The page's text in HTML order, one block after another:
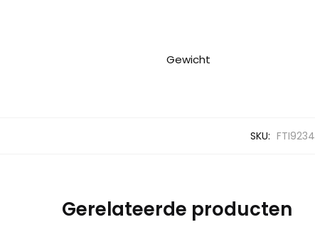
Gewicht
SKU: FTI9234
Gerelateerde producten